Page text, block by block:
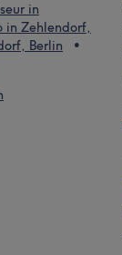
in
in Zehlendorf,
Berlin